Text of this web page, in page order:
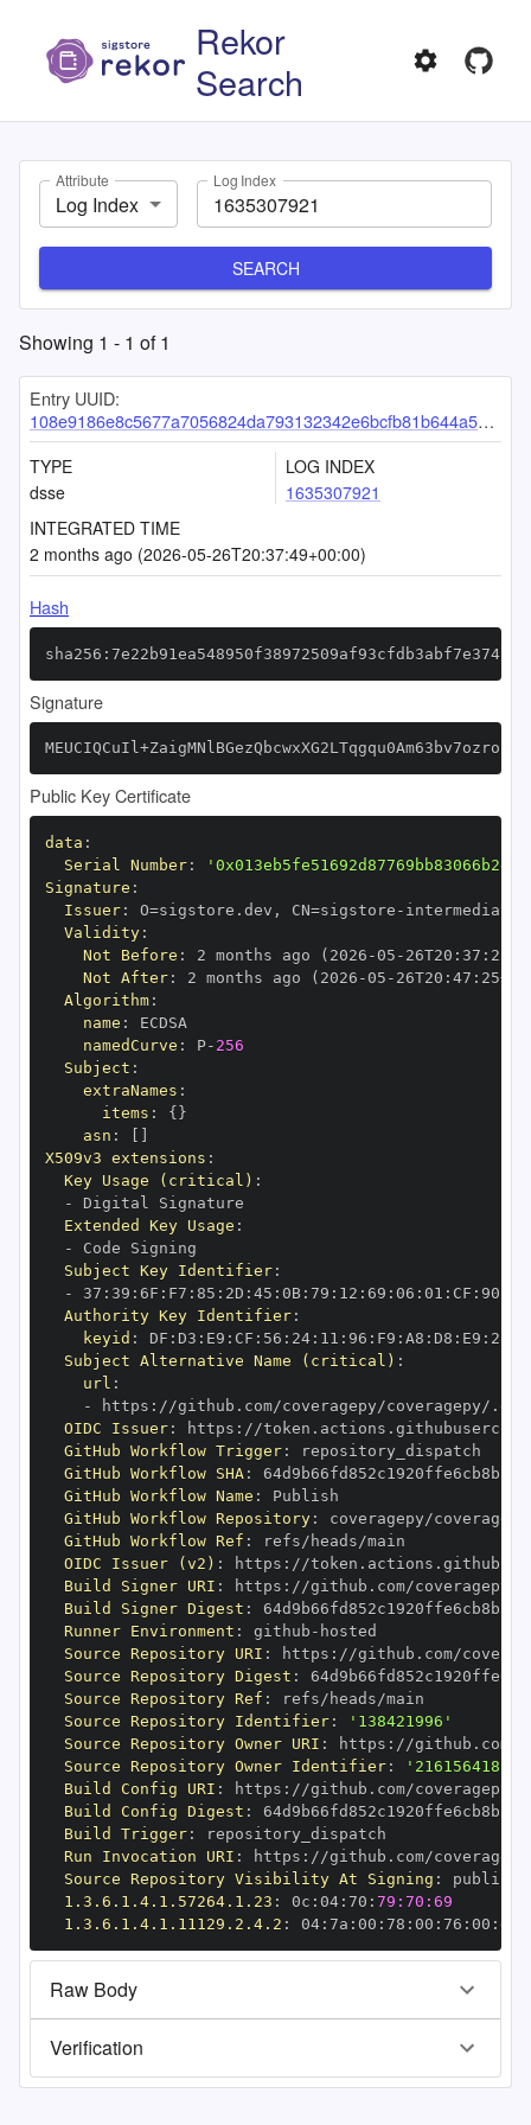
Rekor
Search
Attribute
Log Index
Log Index
SEARCH
Showing 1 - 1 of1
Entry UUID:
108e9186e8c5677a7056824da793132342e6bcfb81b644a59cbf8cb5e95bad99b710aa45ddf9b04e
TYPE
dsse
LOG INDEX
1635307921
INTEGRATED TIME
2 months ago (2026-05-26T20:37:49+00:00)
Hash
Signature
Public Key Certificate
data :
Serial Number:
Signature :
Issuer: O=sigstore.dev , CN=sigstore -
Validity:
Not Before : 2 months ago (2026 -05 - 26T20 : 37 :
Not After: 2 months ago (2026 -05 - 26T20 : 47 : 25+00
Algorithm:
name :
namedCurve : P- 256
Subject :
extraNames :
items : { }
asn :
X509v3 extensions :
Key Usage (critical) :
-
Extended Key Usage :
-
Subject Key Identifier:
-
37 : 39 : 6F : F7 : 85 : 2D : 45 : 0B: 79 : 12 : 69 : 06 : 01 : CF : 90
Authority Key Identifier:
keyid : DF : D3 : E9 : CF : 56 : 24: 11 : 96 : F9 : A8 : D8 : E9 : 28
Subject Alternative Name (critical) :
url :
-
https :
OIDC Issuer: https :
GitHub Workflow Trigger:
GitHub Workflow SHA:
GitHub Workflow Name :
GitHub Workflow Repository:
GitHub Workflow Ref :
OIDC Issuer (v2) : https :
Build Signer URI : https :
Build Signer Digest :
Runner Environment : github -
Source Repository URI : https :
Source Repository Digest :
Source Repository Ref :
Source Repository Identifier:
'138421996'
Source Repository Owner URI : https :
Source Repository Owner Identifier:
'216156418'
Build Config URI : https :
Build Config Digest :
Build Trigger:
Run Invocation URI : https :
Source Repository Visibility At Signing :
1.3.6.1.4.1.57264.1.23 : 0c : 04: 70 : 79:70:69
1.3.6.1.4.1.11129.2.4.2 : 04: 7a : 00 : 78 : 00 : 76 : 00 : dd
Raw Body
Verification